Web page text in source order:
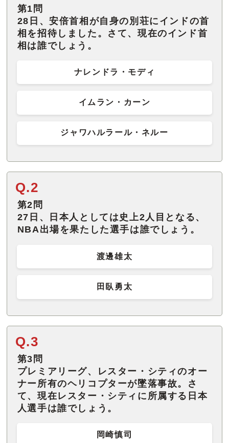
第1問
28日、安倍首相が自身の別荘にインドの首
相を招待しました。さて、現在のインド首
相は誰でしょう。
ナレンドラ・モディ
イムラン・カーン
ジャワハルラール・ネルー
Q.2
第2問
27日、日本人としては史上2人目となる、
NBA出場を果たした選手は誰でしょう。
渡邊雄太
田臥勇太
Q.3
第3問
プレミアリーグ、レスター・シティのオー
ナー所有のヘリコプターが墜落事故。さ
て、現在レスター・シティに所属する日本
人選手は誰でしょう。
岡崎慎司